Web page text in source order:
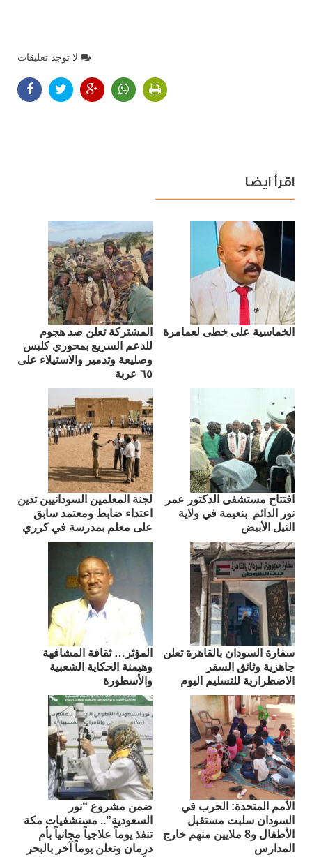
لا توجد تعليقات
اقرأ ايضا
الخماسية على خطى لعمامرة
المشتركة تعلن صد هجوم
للدعم السريع بمحوري كلبس
وصليعة وتدمير والاستيلاء على
٦٥ عربة
افتتاح مستشفى الدكتور عمر
نور الدائم بنعيمة في ولاية
النيل الأبيض
لجنة المعلمين السودانيين تدين
اعتداء ضابط ومعتمد سابق
على معلم بمدرسة في كرري
سفارة السودان بالقاهرة تعلن
جاهزية وثائق السفر
الاضطرارية للتسليم اليوم
المؤثر… ثقافة المشافهة
وهيمنة الحكاية الشعبية
والأسطورة
الأمم المتحدة: الحرب في
السودان سلبت مستقبل
الأطفال و8 ملايين منهم خارج
المدارس
ضمن مشروع “نور
السعودية”.. مستشفيات مكة
تنفذ يوماً علاجياً مجانياً بأم
درمان وتعلن يوماً آخر بالبحر